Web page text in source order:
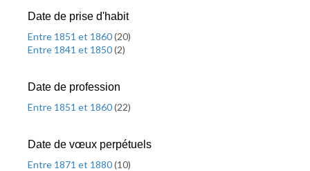
Date de prise d'habit
Entre 1851 et 1860(20)
Entre 1841 et 1850(2)
Date de profession
Entre 1851 et 1860(22)
Date de vœux perpétuels
Entre 1871 et 1880(10)